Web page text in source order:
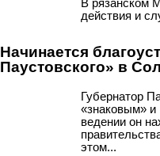
В рязанском
действия и
Начинается
Паустовского» в
Губернатор
«знаковым» и
ведении он
этом...